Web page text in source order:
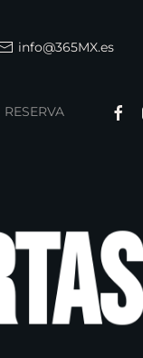
info@365MX.es
RESERVA